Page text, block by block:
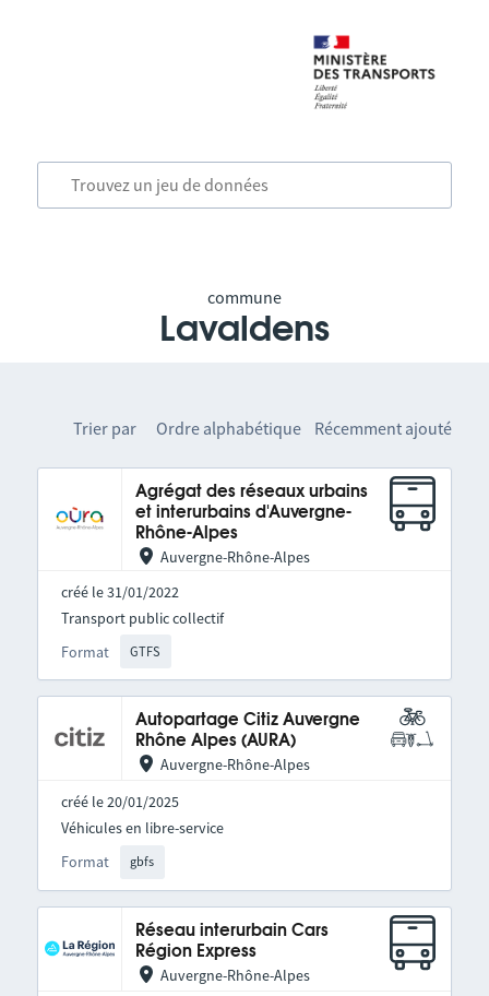
commune
Lavaldens
Trier par Ordre alphabétique Récemment ajouté
Agrégat des réseaux urbains
et interurbains d'Auvergne-
Rhône-Alpes
Auvergne-Rhône-Alpes
créé le 31/01/2022
Format GTFS
Transport public collectif
Autopartage Citiz Auvergne
Rhône Alpes (AURA)
Auvergne-Rhône-Alpes
créé le 20/01/2025
Format gbfs
Véhicules en libre-service
Réseau interurbain Cars
Région Express
Auvergne-Rhône-Alpes